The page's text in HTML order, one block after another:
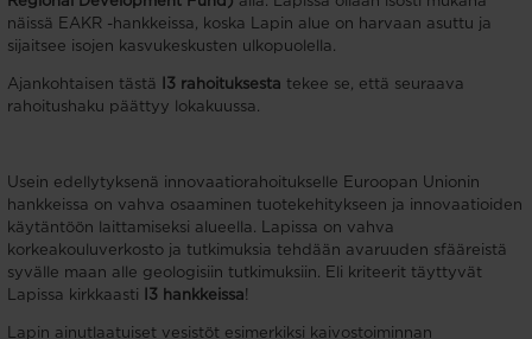
näissä EAKR -hankkeissa, koska Lapin alue on harvaan asuttu ja
sijaitsee isojen kasvukeskusten ulkopuolella.
Ajankohtaisen tästä I3 rahoituksesta tekee se, että seuraava
rahoitushaku päättyy lokakuussa.
Usein edellytyksenä innovaatiorahoitukselle Euroopan Unionin
hankkeissa on vahva osaaminen tuotekehitykseen ja innovaatioiden
käytäntöön laittamiseksi alueella. Lapissa on vahva
korkeakouluverkosto ja tutkimuksia tehdään avaruuden sfääreistä
syvälle maan alle geologisiin tutkimuksiin. Eli kriteerit täyttyvät
Lapissa kirkkaasti I3 hankkeissa!
Lapin ainutlaatuiset vesistöt esimerkiksi kaivostoiminnan